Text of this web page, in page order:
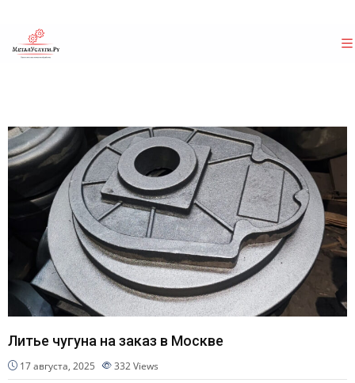
Литье чугуна на заказ в Москве
17 августа, 2025 332Views